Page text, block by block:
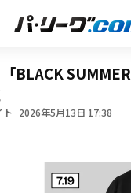
ト登録
BLACK
ト 2026年5月13日 17:38